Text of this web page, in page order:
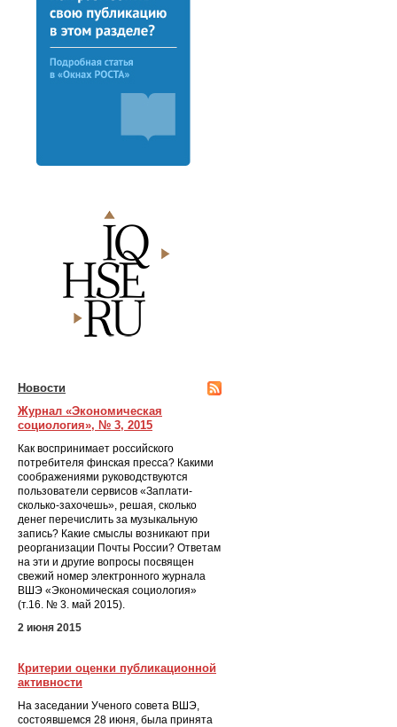
Новости
Журнал «Экономическая
социология», № 3, 2015
Как воспринимает российского
потребителя финская пресса? Какими
соображениями руководствуются
пользователи сервисов «Заплати-
сколько-захочешь», решая, сколько
денег перечислить за музыкальную
запись? Какие смыслы возникают при
реорганизации Почты России? Ответам
на эти и другие вопросы посвящен
свежий номер электронного журнала
ВШЭ «Экономическая социология»
(т.16. № 3. май 2015).
2 июня 2015
Критерии оценки публикационной
активности
На заседании Ученого совета ВШЭ,
состоявшемся 28 июня, была принята